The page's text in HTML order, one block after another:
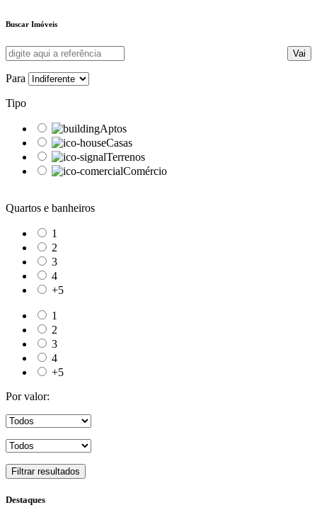
Buscar Imóveis
Vai
Para
Tipo
Aptos
Casas
Terrenos
Comércio
Quartos e banheiros
1
2
3
4
+5
1
2
3
4
+5
Por valor:
Filtrar resultados
Destaques